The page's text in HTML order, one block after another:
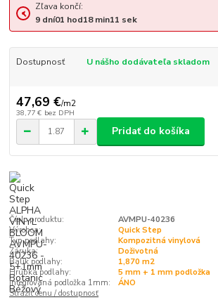
Zľava končí:
9 dní01 hod18min11 sek
Dostupnosť U nášho dodávateľa skladom
47,69 €/m2
38,77 € bez DPH
Pridať do košíka
Číslo produktu:
AVMPU-40236
Výrobca:
Quick Step
Typ podlahy:
Kompozitná vinylová
Záruka:
Doživotná
Balík podlahy:
1,870 m2
Hrúbka podlahy:
5 mm + 1 mm podložka
Integrovaná podložka 1mm:
ÁNO
Strážiť cenu / dostupnosť